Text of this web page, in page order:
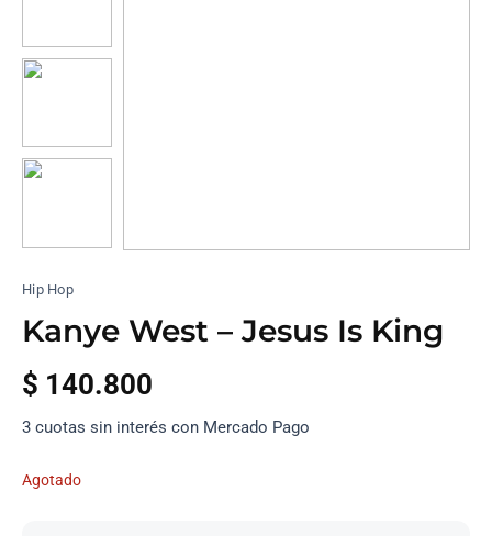
Hip Hop
Kanye West – Jesus Is King
$ 140.800
3 cuotas sin interés con Mercado Pago
Agotado